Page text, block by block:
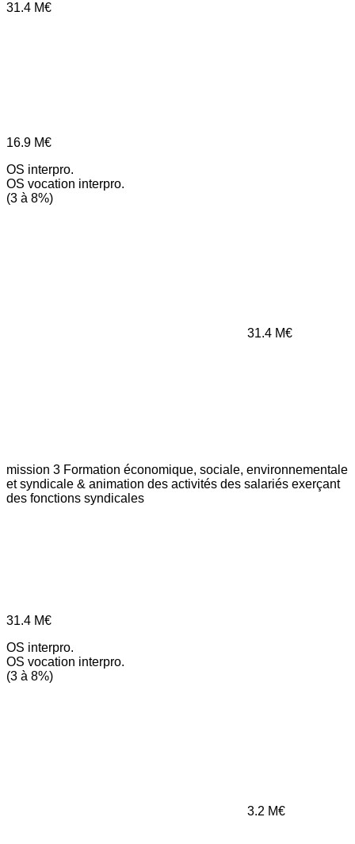
31.4 M€
16.9 M€
OS interpro.
OS vocation interpro.
(3 à 8%)
31.4 M€
mission 3 Formation économique, sociale, environnementale
et syndicale & animation des activités des salariés exerçant
des fonctions syndicales
31.4 M€
OS interpro.
OS vocation interpro.
(3 à 8%)
3.2 M€